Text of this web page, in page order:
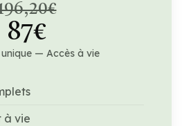
87€
— Accès à vie
à vie